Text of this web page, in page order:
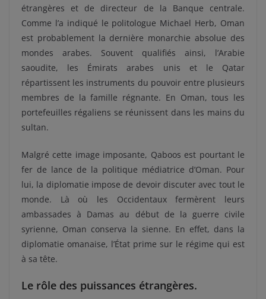
étrangères et de directeur de la Banque centrale.
Comme l’a indiqué le politologue Michael Herb, Oman
est probablement la dernière monarchie absolue des
mondes arabes. Souvent qualifiés ainsi, l’Arabie
saoudite, les Émirats arabes unis et le Qatar
répartissent les instruments du pouvoir entre plusieurs
membres de la famille régnante. En Oman, tous les
portefeuilles régaliens se réunissent dans les mains du
sultan.
Malgré cette image imposante, Qaboos est pourtant le
fer de lance de la politique médiatrice d’Oman. Pour
lui, la diplomatie impose de devoir discuter avec tout le
monde. Là où les Occidentaux fermèrent leurs
ambassades à Damas au début de la guerre civile
syrienne, Oman conserva la sienne. En effet, dans la
diplomatie omanaise, l’État prime sur le régime qui est
à sa tête.
Le rôle des puissances étrangères.